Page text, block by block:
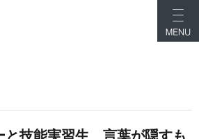
と技能実習生 言葉が隠すも